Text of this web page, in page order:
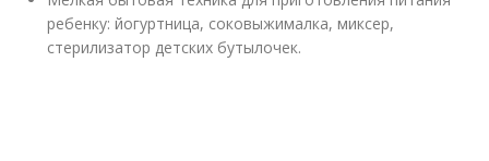
ребенку: йогуртница, соковыжималка, миксер,
стерилизатор детских бутылочек.